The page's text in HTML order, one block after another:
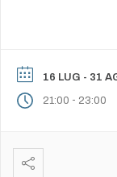
Festival Piazze,
16 LUG - 31
21:00 - 23:00